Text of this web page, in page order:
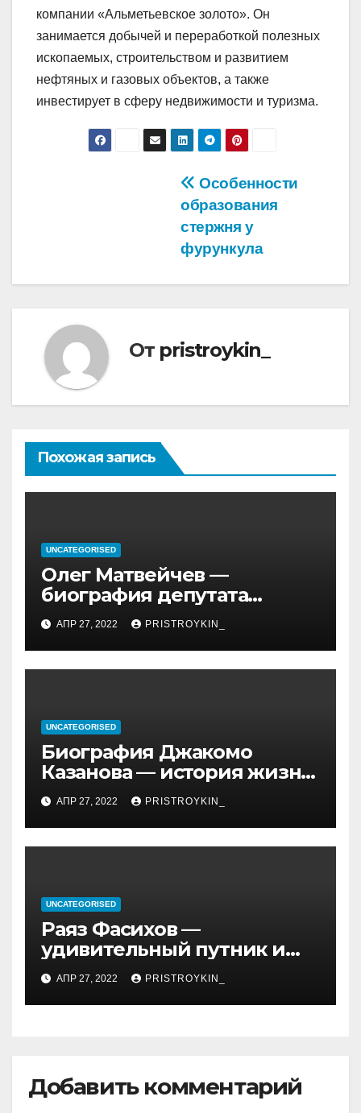
компании «Альметьевское золото». Он
занимается добычей и переработкой полезных
ископаемых, строительством и развитием
нефтяных и газовых объектов, а также
инвестирует в сферу недвижимости и туризма.
Особенности
образования
стержня у
фурункула
От pristroykin_
Похожая запись
UNCATEGORISED
Олег Матвейчев —
биография депутата
Госдумы, достижения и
политическая карьера
АПР 27, 2022 PRISTROYKIN_
UNCATEGORISED
Биография Джакомо
Казанова — история жизни
легендарного седуктора
АПР 27, 2022 PRISTROYKIN_
UNCATEGORISED
Раяз Фасихов —
удивительный путник и
достойный представитель
нового поколения
молодых спортсменов
будущее!
АПР 27, 2022 PRISTROYKIN_
Добавить комментарий